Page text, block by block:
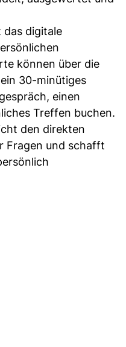
das digitale
können über die
30-minütiges
einen
Treffen buchen.
den direkten
Fragen und schafft